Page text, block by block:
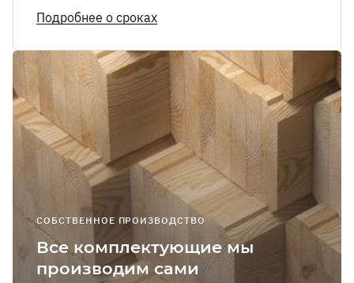
сообщений
Мы в
соцсетях:
Подробнее о сроках
СОБСТВЕННОЕ ПРОИЗВОДСТВО
Все комплектующие мы
производим сами